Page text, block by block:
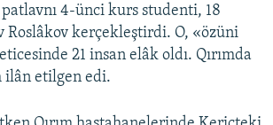
4-ünci kurs studenti, 18
Roslâkov kerçekleştirdi. O, «özüni
21 insan elâk oldı. Qırımda
etilgen edi.